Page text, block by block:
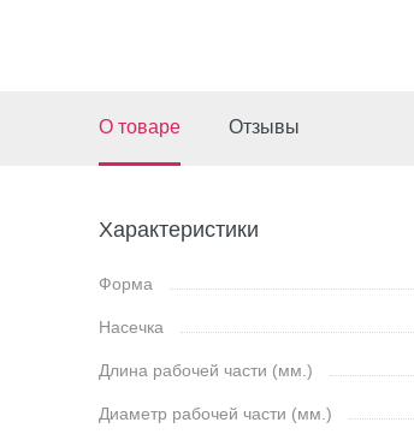
О товаре Отзывы
Характеристики
Форма
Насечка
Длина рабочей части (мм.)
Диаметр рабочей части (мм.)